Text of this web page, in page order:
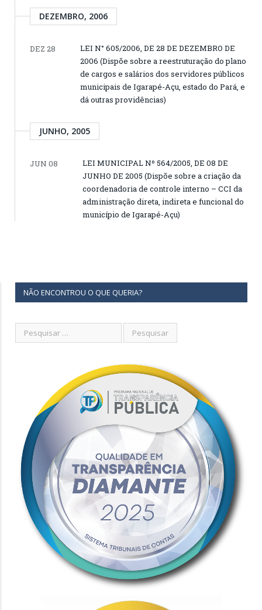
DEZEMBRO, 2006
DEZ 28
LEI N° 605/2006, DE 28 DE DEZEMBRO DE
2006 (Dispõe sobre a reestruturação do plano
de cargos e salários dos servidores públicos
municipais de Igarapé-Açu, estado do Pará, e
dá outras providências)
JUNHO, 2005
JUN 08
LEI MUNICIPAL Nº 564/2005, DE 08 DE
JUNHO DE 2005 (Dispõe sobre a criação da
coordenadoria de controle interno – CCI da
administração direta, indireta e funcional do
município de Igarapé-Açu)
NÃO ENCONTROU O QUE QUERIA?